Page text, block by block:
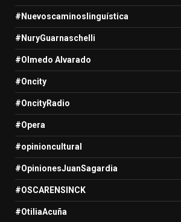
#Nuevoscaminoslinguística
#NuryGuarnaschelli
#Olmedo Alvarado
#Oncity
#OncityRadio
#Opera
#opinioncultural
#OpinionesJuanSagardia
#OSCARENSINCK
#OtiliaAcuña